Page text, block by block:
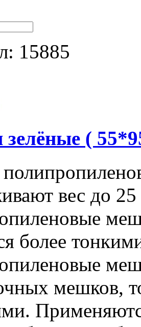
15885
(
вес до
более
мешков,